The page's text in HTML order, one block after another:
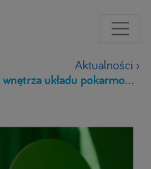
Aktualności ›
25 tysięcy osób weszło do wnętrza układu pokarmowego! Wystawa „Jelita? Wchodzę w to!” podbiła Bulwary Wiślane